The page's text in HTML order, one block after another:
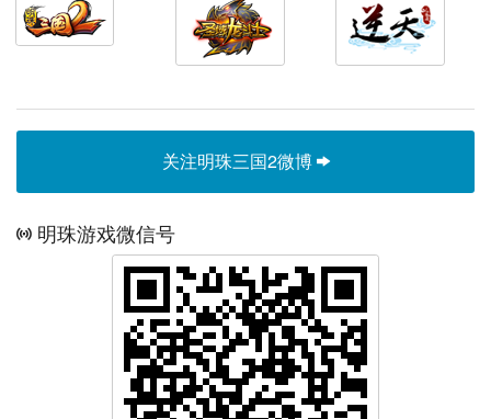
关注明珠三国2微博
明珠游戏微信号